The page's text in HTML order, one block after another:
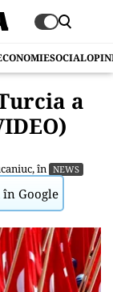
SOCIAL
a
, în NEWS
în Google